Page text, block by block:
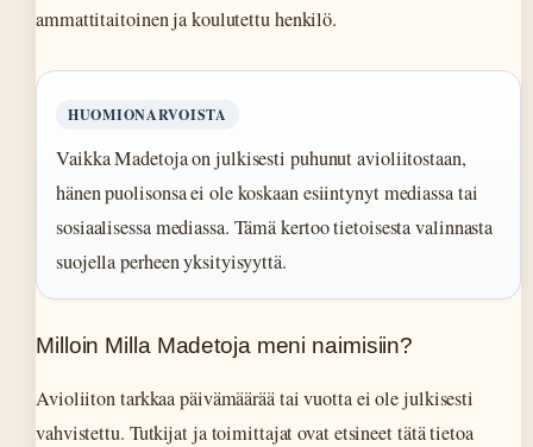
ammattitaitoinen ja koulutettu henkilö.
HUOMIONARVOISTA
Vaikka Madetoja on julkisesti puhunut avioliitostaan,
hänen puolisonsa ei ole koskaan esiintynyt mediassa tai
sosiaalisessa mediassa. Tämä kertoo tietoisesta valinnasta
suojella perheen yksityisyyttä.
Milloin Milla Madetoja meni naimisiin?
Avioliiton tarkkaa päivämäärää tai vuotta ei ole julkisesti
vahvistettu. Tutkijat ja toimittajat ovat etsineet tätä tietoa